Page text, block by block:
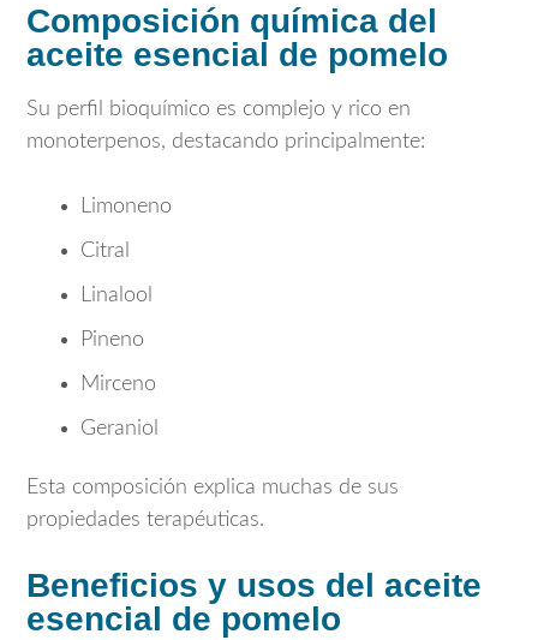
Composición química del
aceite esencial de pomelo
Su perfil bioquímico es complejo y rico en
monoterpenos, destacando principalmente:
Limoneno
Citral
Linalool
Pineno
Mirceno
Geraniol
Esta composición explica muchas de sus
propiedades terapéuticas.
Beneficios y usos del aceite
esencial de pomelo